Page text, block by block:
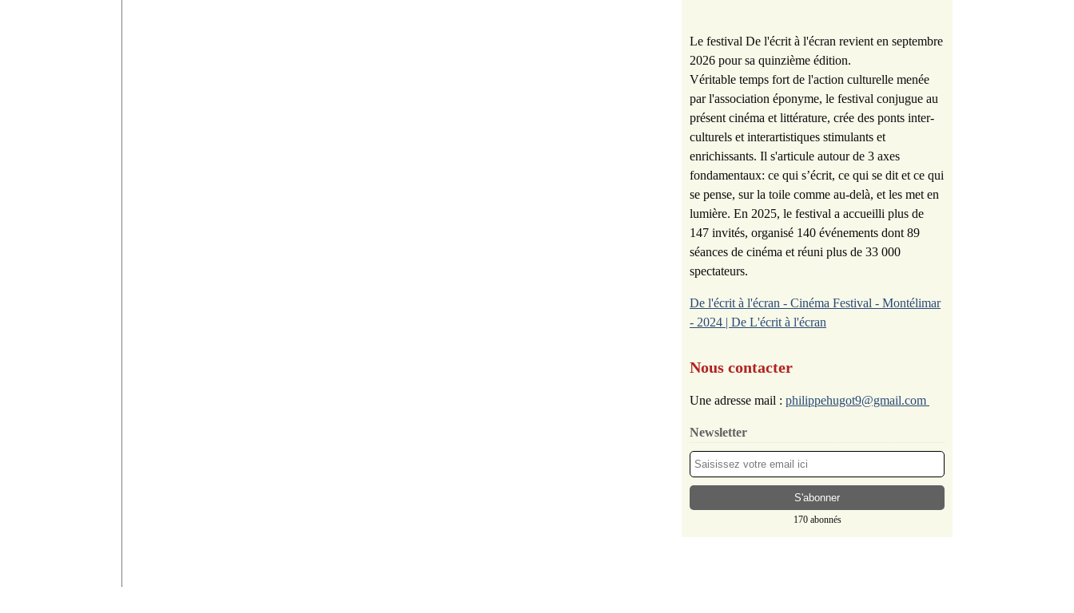
Le festival De l'écrit à l'écran revient en septembre
2026 pour sa quinzième édition.
Véritable temps fort de l'action culturelle menée
par l'association éponyme, le festival conjugue au
présent cinéma et littérature, crée des ponts inter-
culturels et interartistiques stimulants et
enrichissants. Il s'articule autour de 3 axes
fondamentaux: ce qui s’écrit, ce qui se dit et ce qui
se pense, sur la toile comme au-delà, et les met en
lumière. En 2025, le festival a accueilli plus de
147 invités, organisé 140 événements dont 89
séances de cinéma et réuni plus de 33 000
spectateurs.
De l'écrit à l'écran - Cinéma Festival - Montélimar
- 2024 | De L'écrit à l'écran
Nous contacter
Une adresse mail : philippehugot9@gmail.com
Newsletter
170 abonnés